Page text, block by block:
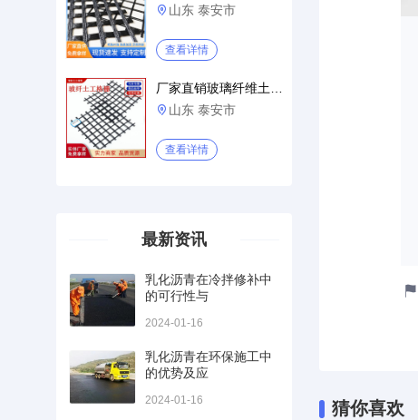
 山东 泰安市
查看详情
 山东 泰安市
查看详情
最新资讯
乳化沥青在冷拌修补中
的可行性与
2024-01-16
乳化沥青在环保施工中
的优势及应
2024-01-16

猜你喜欢